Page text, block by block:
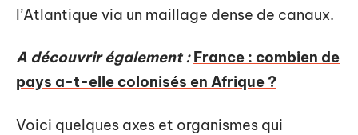
l’Atlantique via un maillage dense de canaux.
A découvrir également : France : combien de
pays a-t-elle colonisés en Afrique ?
Voici quelques axes et organismes qui